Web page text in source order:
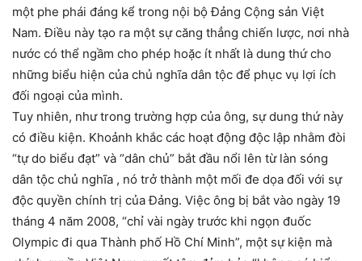
một phe phái đáng kể trong nội bộ Đảng Cộng sản Việt
Nam. Điều này tạo ra một sự căng thẳng chiến lược, nơi nhà
nước có thể ngầm cho phép hoặc ít nhất là dung thứ cho
những biểu hiện của chủ nghĩa dân tộc để phục vụ lợi ích
đối ngoại của mình.
Tuy nhiên, như trong trường hợp của ông, sự dung thứ này
có điều kiện. Khoảnh khắc các hoạt động độc lập nhằm đòi
“tự do biểu đạt” và “dân chủ” bắt đầu nổi lên từ làn sóng
dân tộc chủ nghĩa , nó trở thành một mối đe dọa đối với sự
độc quyền chính trị của Đảng. Việc ông bị bắt vào ngày 19
tháng 4 năm 2008, “chỉ vài ngày trước khi ngọn đuốc
Olympic đi qua Thành phố Hồ Chí Minh”, một sự kiện mà